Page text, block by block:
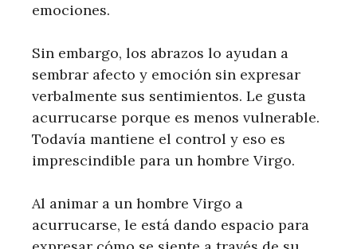
emociones.
Sin embargo, los abrazos lo ayudan a
sembrar afecto y emoción sin expresar
verbalmente sus sentimientos. Le gusta
acurrucarse porque es menos vulnerable.
Todavía mantiene el control y eso es
imprescindible para un hombre Virgo.
Al animar a un hombre Virgo a
acurrucarse, le está dando espacio para